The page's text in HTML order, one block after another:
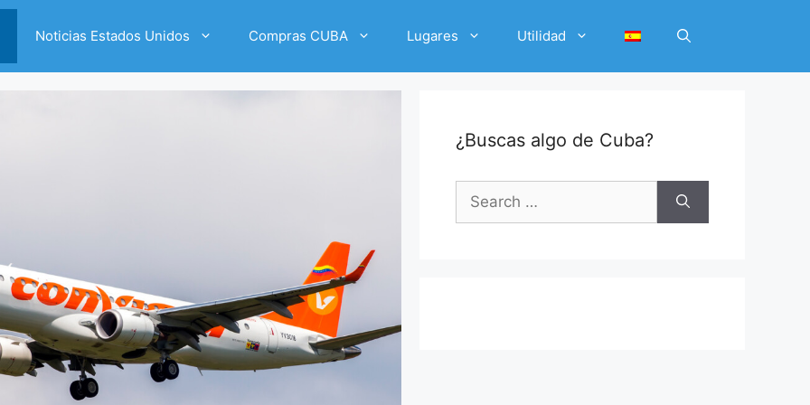
Noticias Estados Unidos Compras CUBA Lugares Utilidad
¿Buscas algo de Cuba?
Search
for: